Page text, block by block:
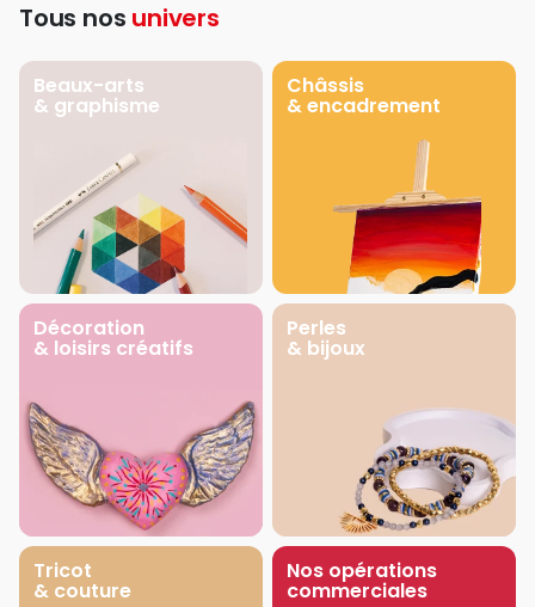
Tous nos univers
Beaux-arts
& graphisme
Châssis
& encadrement
Décoration
& loisirs créatifs
Perles
& bijoux
Tricot
& couture
Nos opérations
commerciales